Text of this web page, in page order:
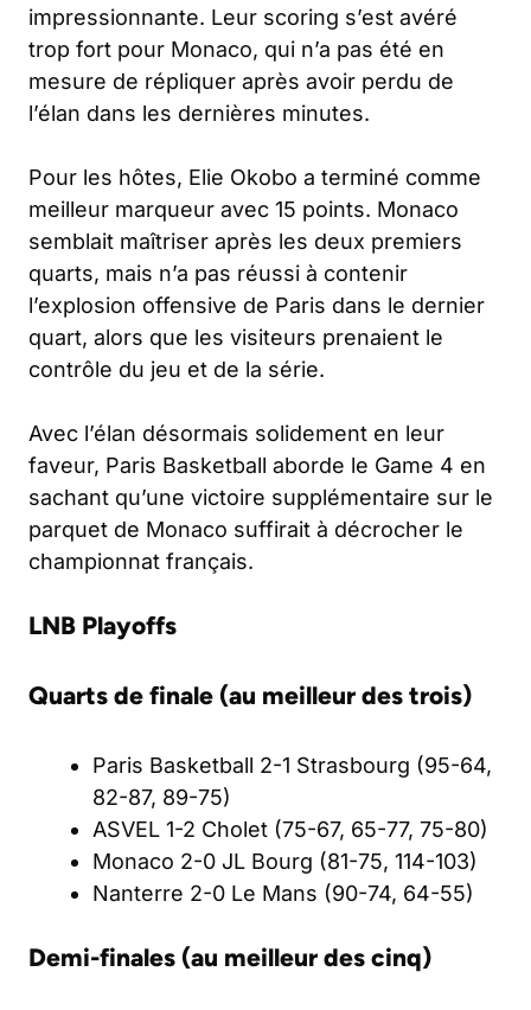
impressionnante. Leur scoring s’est avéré
trop fort pour Monaco, qui n’a pas été en
mesure de répliquer après avoir perdu de
l’élan dans les dernières minutes.
Pour les hôtes, Elie Okobo a terminé comme
meilleur marqueur avec 15 points. Monaco
semblait maîtriser après les deux premiers
quarts, mais n’a pas réussi à contenir
l’explosion offensive de Paris dans le dernier
quart, alors que les visiteurs prenaient le
contrôle du jeu et de la série.
Avec l’élan désormais solidement en leur
faveur, Paris Basketball aborde le Game 4 en
sachant qu’une victoire supplémentaire sur le
parquet de Monaco suffirait à décrocher le
championnat français.
LNB Playoffs
Quarts de finale (au meilleur des trois)
Paris Basketball 2-1 Strasbourg (95-64,
82-87, 89-75)
ASVEL 1-2 Cholet (75-67, 65-77, 75-80)
Monaco 2-0 JL Bourg (81-75, 114-103)
Nanterre 2-0 Le Mans (90-74, 64-55)
Demi-finales (au meilleur des cinq)